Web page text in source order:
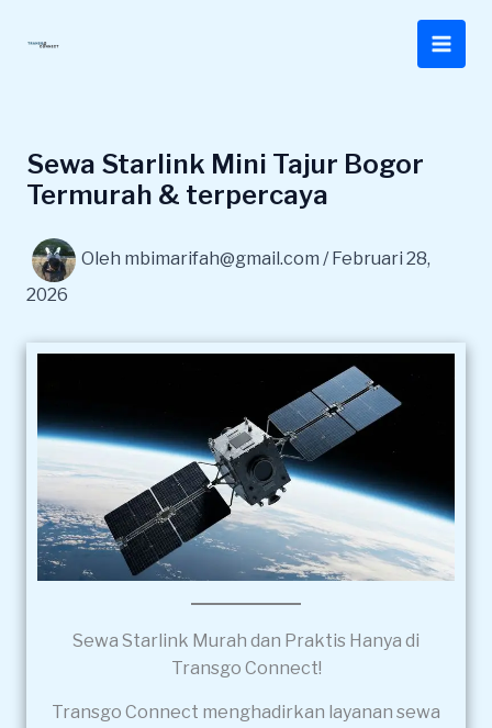
Sewa Starlink Mini Tajur Bogor
Termurah & terpercaya
Oleh mbimarifah@gmail.com / Februari 28,
2026
Sewa Starlink Murah dan Praktis Hanya di
Transgo Connect!
Transgo Connect menghadirkan layanan sewa